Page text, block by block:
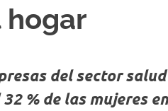
hogar
del sector
% de las mujeres